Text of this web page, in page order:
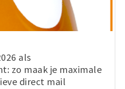
als
zo maak je maximale
direct mail